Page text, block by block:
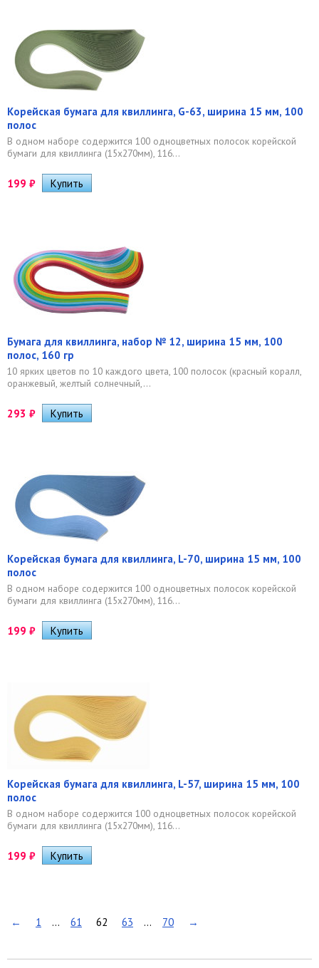
Корейская бумага для квиллинга, G-63, ширина 15 мм, 100
полос
В одном наборе содержится 100 одноцветных полосок корейской
бумаги для квиллинга (15х270мм), 116...
199 ₽
Бумага для квиллинга, набор № 12, ширина 15 мм, 100
полос, 160 гр
10 ярких цветов по 10 каждого цвета, 100 полосок (красный коралл,
оранжевый, желтый солнечный,...
293 ₽
Корейская бумага для квиллинга, L-70, ширина 15 мм, 100
полос
В одном наборе содержится 100 одноцветных полосок корейской
бумаги для квиллинга (15х270мм), 116...
199 ₽
Корейская бумага для квиллинга, L-57, ширина 15 мм, 100
полос
В одном наборе содержится 100 одноцветных полосок корейской
бумаги для квиллинга (15х270мм), 116...
199 ₽
← 1 ... 61 62 63 ... 70 →